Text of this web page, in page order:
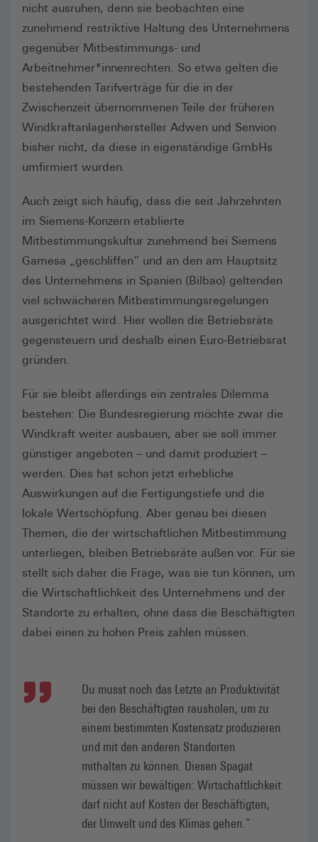
nicht ausruhen, denn sie beobachten eine
zunehmend restriktive Haltung des Unternehmens
gegenüber Mitbestimmungs- und
Arbeitnehmer*innenrechten. So etwa gelten die
bestehenden Tarifverträge für die in der
Zwischenzeit übernommenen Teile der früheren
Windkraftanlagenhersteller Adwen und Senvion
bisher nicht, da diese in eigenständige GmbHs
umfirmiert wurden.
Auch zeigt sich häufig, dass die seit Jahrzehnten
im Siemens-Konzern etablierte
Mitbestimmungskultur zunehmend bei Siemens
Gamesa „geschliffen“ und an den am Hauptsitz
des Unternehmens in Spanien (Bilbao) geltenden
viel schwächeren Mitbestimmungsregelungen
ausgerichtet wird. Hier wollen die Betriebsräte
gegensteuern und deshalb einen Euro-Betriebsrat
gründen.
Für sie bleibt allerdings ein zentrales Dilemma
bestehen: Die Bundesregierung möchte zwar die
Windkraft weiter ausbauen, aber sie soll immer
günstiger angeboten – und damit produziert –
werden. Dies hat schon jetzt erhebliche
Auswirkungen auf die Fertigungstiefe und die
lokale Wertschöpfung. Aber genau bei diesen
Themen, die der wirtschaftlichen Mitbestimmung
unterliegen, bleiben Betriebsräte außen vor. Für sie
stellt sich daher die Frage, was sie tun können, um
die Wirtschaftlichkeit des Unternehmens und der
Standorte zu erhalten, ohne dass die Beschäftigten
dabei einen zu hohen Preis zahlen müssen.
Du musst noch das Letzte an Produktivität
bei den Beschäftigten rausholen, um zu
einem bestimmten Kostensatz produzieren
und mit den anderen Standorten
mithalten zu können. Diesen Spagat
müssen wir bewältigen: Wirtschaftlichkeit
darf nicht auf Kosten der Beschäftigten,
der Umwelt und des Klimas gehen.